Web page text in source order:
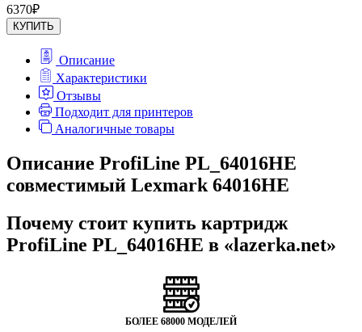
6370₽
КУПИТЬ
Описание
Характеристики
Отзывы
Подходит для принтеров
Аналогичные товары
Описание ProfiLine PL_64016HE
совместимый Lexmark 64016HE
Почему стоит купить картридж
ProfiLine PL_64016HE в «lazerka.net»
БОЛЕЕ 68000 МОДЕЛЕЙ